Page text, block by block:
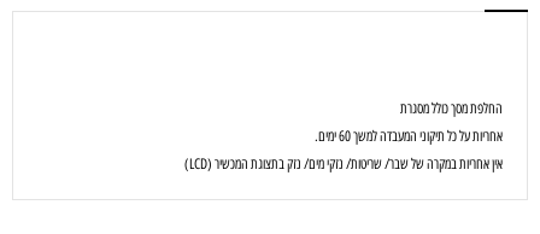
החלפת מסך כולל מסגרת
אחריות על כל תיקוני המעבדה למשך 60 ימים.
אין אחריות במקרה של שבר/ שריטות/ נזקי מים/ נזק בתצוגת המכשיר (LCD)